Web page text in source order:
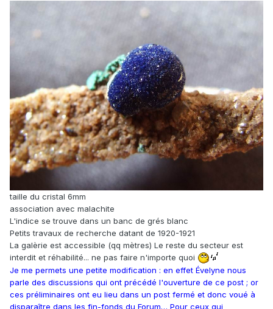
taille du cristal 6mm
association avec malachite
L'indice se trouve dans un banc de grés blanc
Petits travaux de recherche datant de 1920-1921
La galèrie est accessible (qq mètres) Le reste du secteur est
interdit et réhabilité... ne pas faire n'importe quoi
Je me permets une petite modification : en effet Évelyne nous
parle des discussions qui ont précédé l'ouverture de ce post ; or
ces préliminaires ont eu lieu dans un post fermé et donc voué à
disparaître dans les fin-fonds du Forum… Pour ceux qui